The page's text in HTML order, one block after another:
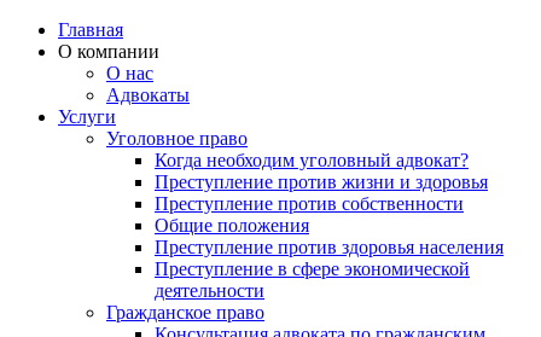
Главная
О компании
О нас
Адвокаты
Услуги
Уголовное право
Когда необходим уголовный адвокат?
Преступление против жизни и здоровья
Преступление против собственности
Общие положения
Преступление против здоровья населения
Преступление в сфере экономической
деятельности
Гражданское право